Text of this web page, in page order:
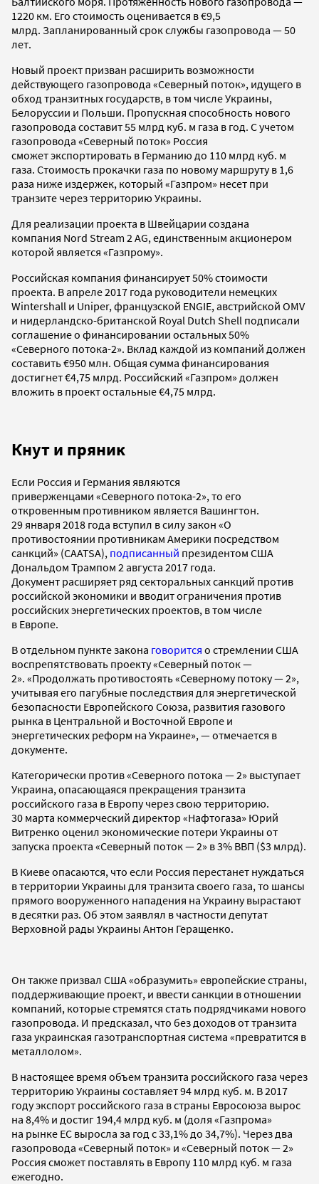
1220 км. Его стоимость оценивается в €9,5
млрд. Запланированный срок службы газопровода — 50
лет.
Новый проект призван расширить возможности
действующего газопровода «Северный поток», идущего в
обход транзитных государств, в том числе Украины,
Белоруссии и Польши. Пропускная способность нового
газопровода составит 55 млрд куб. м газа в год. С учетом
газопровода «Северный поток» Россия
сможет экспортировать в Германию до 110 млрд куб. м
газа. Стоимость прокачки газа по новому маршруту в 1,6
раза ниже издержек, который «Газпром» несет при
транзите через территорию Украины.
Для реализации проекта в Швейцарии создана
компания Nord Stream 2 AG, единственным акционером
которой является «Газпрому».
Российская компания финансирует 50% стоимости
проекта. В апреле 2017 года руководители немецких
Wintershall и Uniper, французской ENGIE, австрийской OMV
и нидерландско-британской Royal Dutch Shell подписали
соглашение о финансировании остальных 50%
«Северного потока-2». Вклад каждой из компаний должен
составить €950 млн. Общая сумма финансирования
достигнет €4,75 млрд. Российский «Газпром» должен
вложить в проект остальные €4,75 млрд.
Кнут и пряник
Если Россия и Германия являются
приверженцами «Северного потока-2», то его
откровенным противником является Вашингтон.
29 января 2018 года вступил в силу закон «О
противостоянии противникам Америки посредством
санкций» (CAATSA), подписанный президентом США
Дональдом Трампом 2 августа 2017 года.
Документ расширяет ряд секторальных санкций против
российской экономики и вводит ограничения против
российских энергетических проектов, в том числе
в Европе.
В отдельном пункте закона говорится о стремлении США
воспрепятствовать проекту «Северный поток —
2». «Продолжать противостоять «Северному потоку — 2»,
учитывая его пагубные последствия для энергетической
безопасности Европейского Союза, развития газового
рынка в Центральной и Восточной Европе и
энергетических реформ на Украине», — отмечается в
документе.
Категорически против «Северного потока — 2» выступает
Украина, опасающаяся прекращения транзита
российского газа в Европу через свою территорию.
30 марта коммерческий директор «Нафтогаза» Юрий
Витренко оценил экономические потери Украины от
запуска проекта «Северный поток — 2» в 3% ВВП ($3 млрд).
В Киеве опасаются, что если Россия перестанет нуждаться
в территории Украины для транзита своего газа, то шансы
прямого вооруженного нападения на Украину вырастают
в десятки раз. Об этом заявлял в частности депутат
Верховной рады Украины Антон Геращенко.
Он также призвал США «образумить» европейские страны,
поддерживающие проект, и ввести санкции в отношении
компаний, которые стремятся стать подрядчиками нового
газопровода. И предсказал, что без доходов от транзита
газа украинская газотранспортная система «превратится в
металлолом».
В настоящее время объем транзита российского газа через
территорию Украины составляет 94 млрд куб. м. В 2017
году экспорт российского газа в страны Евросоюза вырос
на 8,4% и достиг 194,4 млрд куб. м (доля «Газпрома»
на рынке ЕС выросла за год с 33,1% до 34,7%). Через два
газопровода «Северный поток» и «Северный поток — 2»
Россия сможет поставлять в Европу 110 млрд куб. м газа
ежегодно.